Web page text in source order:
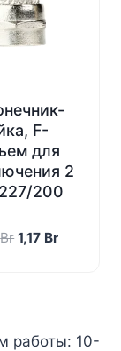
F-
для
2
200
Br 1,17 BrТекущая
работы: 10-